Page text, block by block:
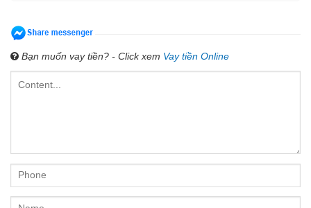
Bạn muốn vay tiền? - Click xem Vay tiền Online